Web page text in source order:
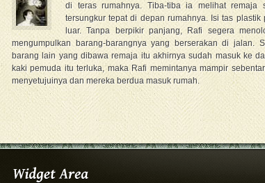
di teras rumahnya. Tiba-tiba ia melihat
tersungkur tepat di depan rumahnya. Isi tas
luar. Tanpa berpikir panjang, Rafi segera
mengumpulkan barang-barangnya yang berserakan di jalan.
barang lain yang dibawa remaja itu akhirnya sudah masuk ke
kaki pemuda itu terluka, maka Rafi memintanya mampir
menyetujuinya dan mereka berdua masuk rumah.